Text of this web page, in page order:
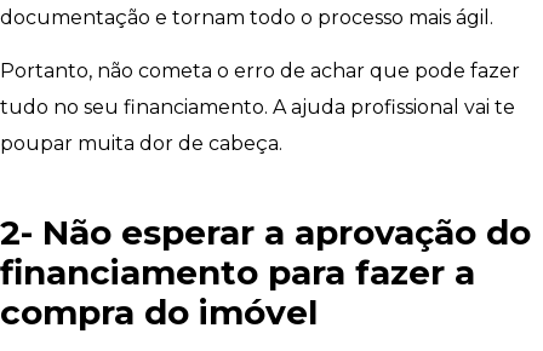
documentação e tornam todo o processo mais ágil.
Portanto, não cometa o erro de achar que pode fazer
tudo no seu financiamento. A ajuda profissional vai te
poupar muita dor de cabeça.
2- Não esperar a aprovação do
financiamento para fazer a
compra do imóvel